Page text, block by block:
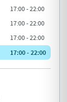
17:00 - 22:00
17:00 - 22:00
17:00 - 22:00
17:00 - 22:00